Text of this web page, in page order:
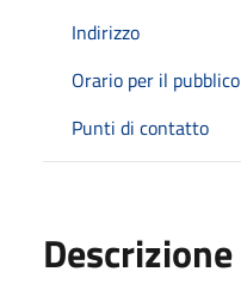
Indirizzo
Orario per il pubblico
Punti di contatto
Descrizione